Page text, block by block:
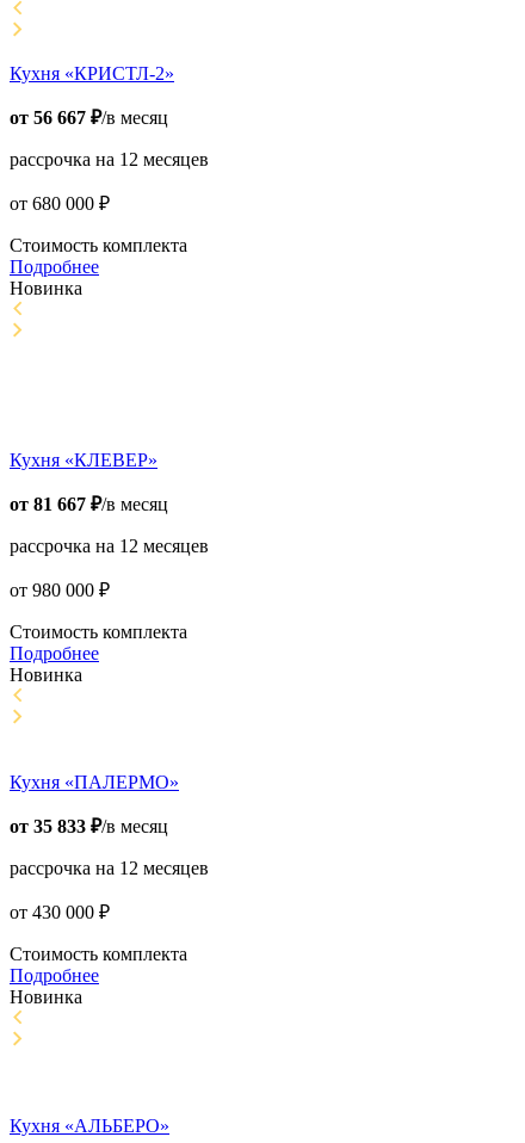
Кухня «КРИСТЛ-2»
от 56 667 ₽/в месяц
рассрочка на 12 месяцев
от 680 000 ₽
Стоимость комплекта
Подробнее
Новинка
Кухня «КЛЕВЕР»
от 81 667 ₽/в месяц
рассрочка на 12 месяцев
от 980 000 ₽
Стоимость комплекта
Подробнее
Новинка
Кухня «ПАЛЕРМО»
от 35 833 ₽/в месяц
рассрочка на 12 месяцев
от 430 000 ₽
Стоимость комплекта
Подробнее
Новинка
Кухня «АЛЬБЕРО»